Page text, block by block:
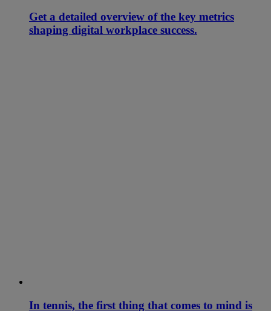
Get a detailed overview of the key metrics
shaping digital workplace success.
In tennis, the first thing that comes to mind is